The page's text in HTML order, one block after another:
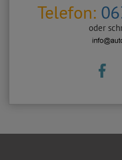
Telefon:
oder